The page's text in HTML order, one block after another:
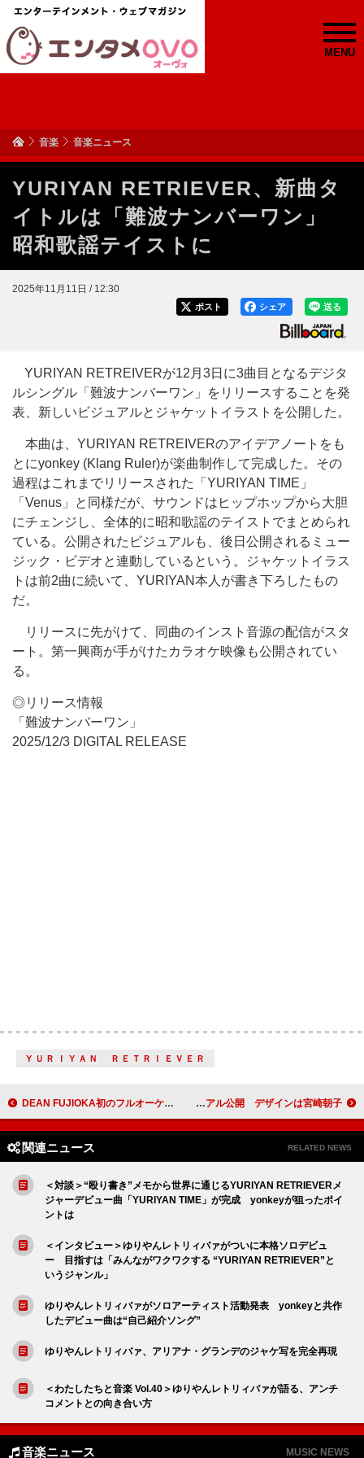
MENU
音楽 音楽ニュース
YURIYAN RETRIEVER、新曲タ
イトルは「難波ナンバーワン」
昭和歌謡テイストに
2025年11月11日 / 12:30
送る
シェア
ポスト
YURIYAN RETREIVERが12月3日に3曲目となるデジタ
ルシングル「難波ナンバーワン」をリリースすることを発
表、新しいビジュアルとジャケットイラストを公開した。
本曲は、YURIYAN RETREIVERのアイデアノートをも
とにyonkey (Klang Ruler)が楽曲制作して完成した。その
過程はこれまでリリースされた「YURIYAN TIME」
「Venus」と同様だが、サウンドはヒップホップから大胆
にチェンジし、全体的に昭和歌謡のテイストでまとめられ
ている。公開されたビジュアルも、後日公開されるミュー
ジック・ビデオと連動しているという。ジャケットイラス
トは前2曲に続いて、YURIYAN本人が書き下ろしたもの
だ。
リリースに先がけて、同曲のインスト音源の配信がスタ
ート。第一興商が手がけたカラオケ映像も公開されてい
る。
◎リリース情報
「難波ナンバーワン」
2025/12/3 DIGITAL RELEASE
ＹＵＲＩＹＡＮ ＲＥＴＲＩＥＶＥＲ
DEAN FUJIOKA初のフルオーケストラコンサート、 オリジナルグッズのラインナップを公開 本人コメントも到着 SHISHAMO、最後の全国ホールツアーのビジュアル公開 デザインは宮崎朝子
関連ニュース RELATED NEWS
＜対談＞“殴り書き”メモから世界に通じるYURIYAN RETRIEVERメ
ジャーデビュー曲「YURIYAN TIME」が完成 yonkeyが狙ったポイ
ントは
＜インタビュー＞ゆりやんレトリィバァがついに本格ソロデビュ
ー 目指すは「みんながワクワクする “YURIYAN RETRIEVER”と
いうジャンル」
ゆりやんレトリィバァがソロアーティスト活動発表 yonkeyと共作
したデビュー曲は“自己紹介ソング”
ゆりやんレトリィバァ、アリアナ・グランデのジャケ写を完全再現
＜わたしたちと音楽 Vol.40＞ゆりやんレトリィバァが語る、アンチ
コメントとの向き合い方
音楽ニュース MUSIC NEWS